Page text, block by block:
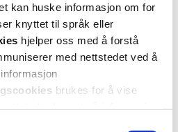
kan huske informasjon om for
knyttet til språk eller
hjelper oss med å forstå
med nettstedet ved å
brukes for å vise
da denne ikke må stå kaldt